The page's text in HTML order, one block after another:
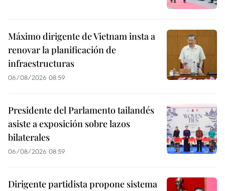
Máximo dirigente de Vietnam insta a
renovar la planificación de
infraestructuras
06/08/2026 08:59
Presidente del Parlamento tailandés
asiste a exposición sobre lazos
bilaterales
06/08/2026 08:59
Dirigente partidista propone sistema